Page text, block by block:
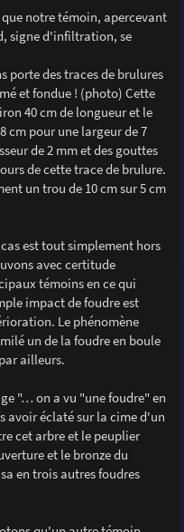
notre témoin, apercevant
signe d'infiltration, se
porte des traces de brulures
et fondue ! (photo) Cette
40 cm de longueur et le
cm pour une largeur de 7
de 2 mm et des gouttes
de cette trace de brulure.
un trou de 10 cm sur 5 cm
est tout simplement hors
avec certitude
témoins en ce qui
impact de foudre est
Le phénomène
un de la foudre en boule
ailleurs.
"… on a vu "une foudre" en
avoir éclaté sur la cime d'un
cet arbre et le peuplier
et le bronze du
en trois autres foudres